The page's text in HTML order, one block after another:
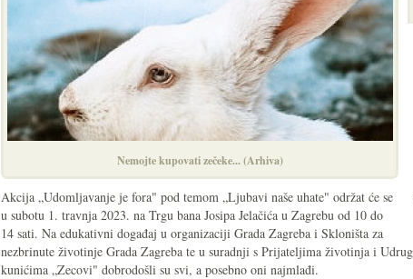
Nemojte kupovati zečeke... (Arhiva)
Akcija „Udomljavanje je fora" pod temom „Ljubavi naše uhate" održat će se
u subotu 1. travnja 2023. na Trgu bana Josipa Jelačića u Zagrebu od 10 do
14 sati. Na edukativni događaj u organizaciji Grada Zagreba i Skloništa za
nezbrinute životinje Grada Zagreba te u suradnji s Prijateljima životinja i
kunićima „Zecovi" dobrodošli su svi, a posebno oni najmlađi.